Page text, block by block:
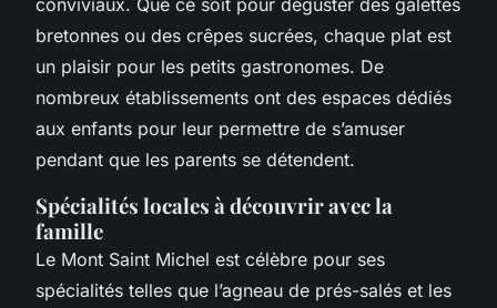
bretonnes ou des crêpes sucrées, chaque plat est
un plaisir pour les petits gastronomes. De
nombreux établissements ont des espaces dédiés
aux enfants pour leur permettre de s’amuser
pendant que les parents se détendent.
Spécialités locales à découvrir avec la
famille
Le Mont Saint Michel est célèbre pour ses
spécialités telles que l’agneau de prés-salés et les